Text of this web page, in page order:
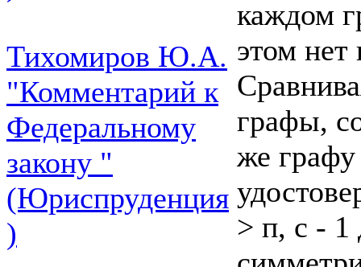
Тихомиров Ю.А.
"Комментарий к
Федеральному
закону "
(Юриспруденция
)
каждом
этом нет
графы,
же графу
> п, с - 1